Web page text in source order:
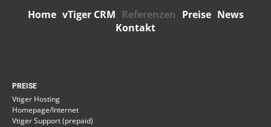
Home vTiger CRM Referenzen Preise News
Kontakt
PREISE
Vtiger Hosting
Homepage/Internet
Vtiger Support (prepaid)